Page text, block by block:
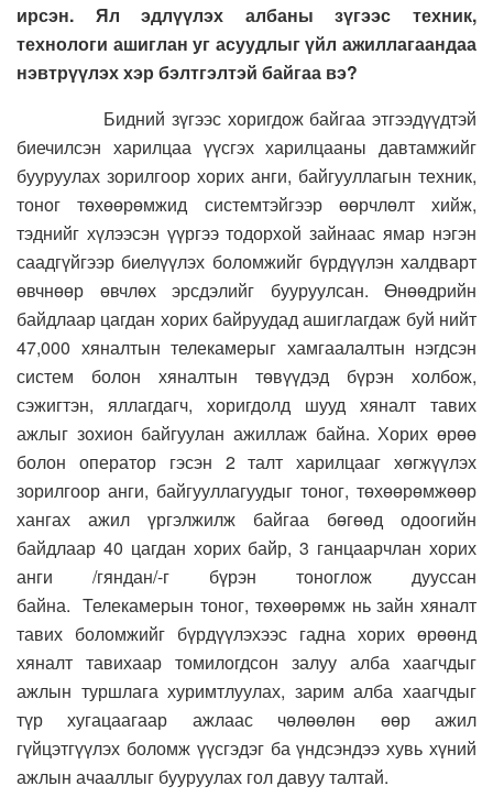
ирсэн. Ял эдлүүлэх албаны зүгээс техник,
технологи ашиглан уг асуудлыг үйл ажиллагаандаа
нэвтрүүлэх хэр бэлтгэлтэй байгаа вэ?
Бидний зүгээс хоригдож байгаа этгээдүүдтэй
биечилсэн харилцаа үүсгэх харилцааны давтамжийг
бууруулах зорилгоор хорих анги, байгууллагын техник,
тоног төхөөрөмжид системтэйгээр өөрчлөлт хийж,
тэднийг хүлээсэн үүргээ тодорхой зайнаас ямар нэгэн
саадгүйгээр биелүүлэх боломжийг бүрдүүлэн халдварт
өвчнөөр өвчлөх эрсдэлийг бууруулсан. Өнөөдрийн
байдлаар цагдан хорих байруудад ашиглагдаж буй нийт
47,000 хяналтын телекамерыг хамгаалалтын нэгдсэн
систем болон хяналтын төвүүдэд бүрэн холбож,
сэжигтэн, яллагдагч, хоригдолд шууд хяналт тавих
ажлыг зохион байгуулан ажиллаж байна. Хорих өрөө
болон оператор гэсэн 2 талт харилцааг хөгжүүлэх
зорилгоор анги, байгууллагуудыг тоног, төхөөрөмжөөр
хангах ажил үргэлжилж байгаа бөгөөд одоогийн
байдлаар 40 цагдан хорих байр, 3 ганцаарчлан хорих
анги /гяндан/-г бүрэн тоноглож дууссан
байна. Телекамерын тоног, төхөөрөмж нь зайн хяналт
тавих боломжийг бүрдүүлэхээс гадна хорих өрөөнд
хяналт тавихаар томилогдсон залуу алба хаагчдыг
ажлын туршлага хуримтлуулах, зарим алба хаагчдыг
түр хугацаагаар ажлаас чөлөөлөн өөр ажил
гүйцэтгүүлэх боломж үүсгэдэг ба үндсэндээ хувь хүний
ажлын ачааллыг бууруулах гол давуу талтай.